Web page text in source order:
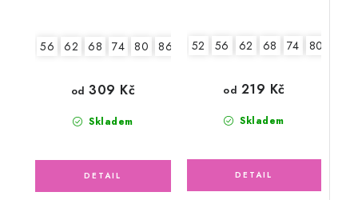
56 62 68 74 80 86
Skladem
od 309 Kč
52 56 62 68 74 80
Skladem
od 219 Kč